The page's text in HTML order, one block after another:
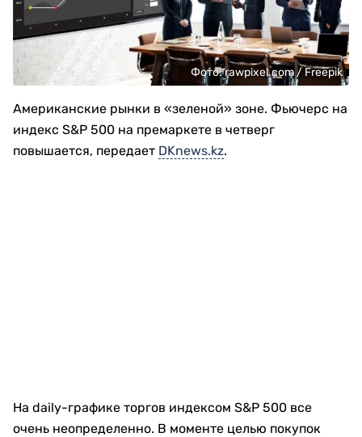
Фото: rawpixel.com / Freepik
Американские рынки в «зеленой» зоне. Фьючерс на
индекс S&P 500 на премаркете в четверг
повышается, передает DKnews.kz.
На daily-графике торгов индексом S&P 500 все
очень неопределенно. В моменте целью покупок